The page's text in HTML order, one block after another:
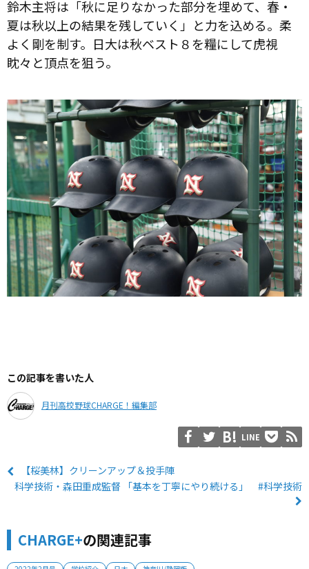
鈴木主将は「秋に足りなかった部分を埋めて、春・
夏は秋以上の結果を残していく」と力を込める。柔
よく剛を制す。日大は秋ベスト８を糧にして虎視
眈々と頂点を狙う。
この記事を書いた人
月刊高校野球CHARGE！編集部
LINE
【桜美林】クリーンアップ＆投手陣
科学技術・森田重成監督 「基本を丁寧にやり続ける」 #科学技術
CHARGE+の関連記事